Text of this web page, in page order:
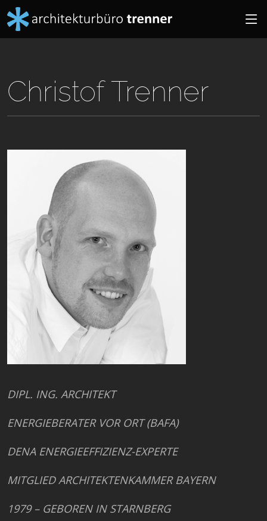
Christof Trenner
DIPL. ING. ARCHITEKT
ENERGIEBERATER VOR ORT (BAFA)
DENA ENERGIEEFFIZIENZ-EXPERTE
MITGLIED ARCHITEKTENKAMMER BAYERN
1979 – GEBOREN IN STARNBERG